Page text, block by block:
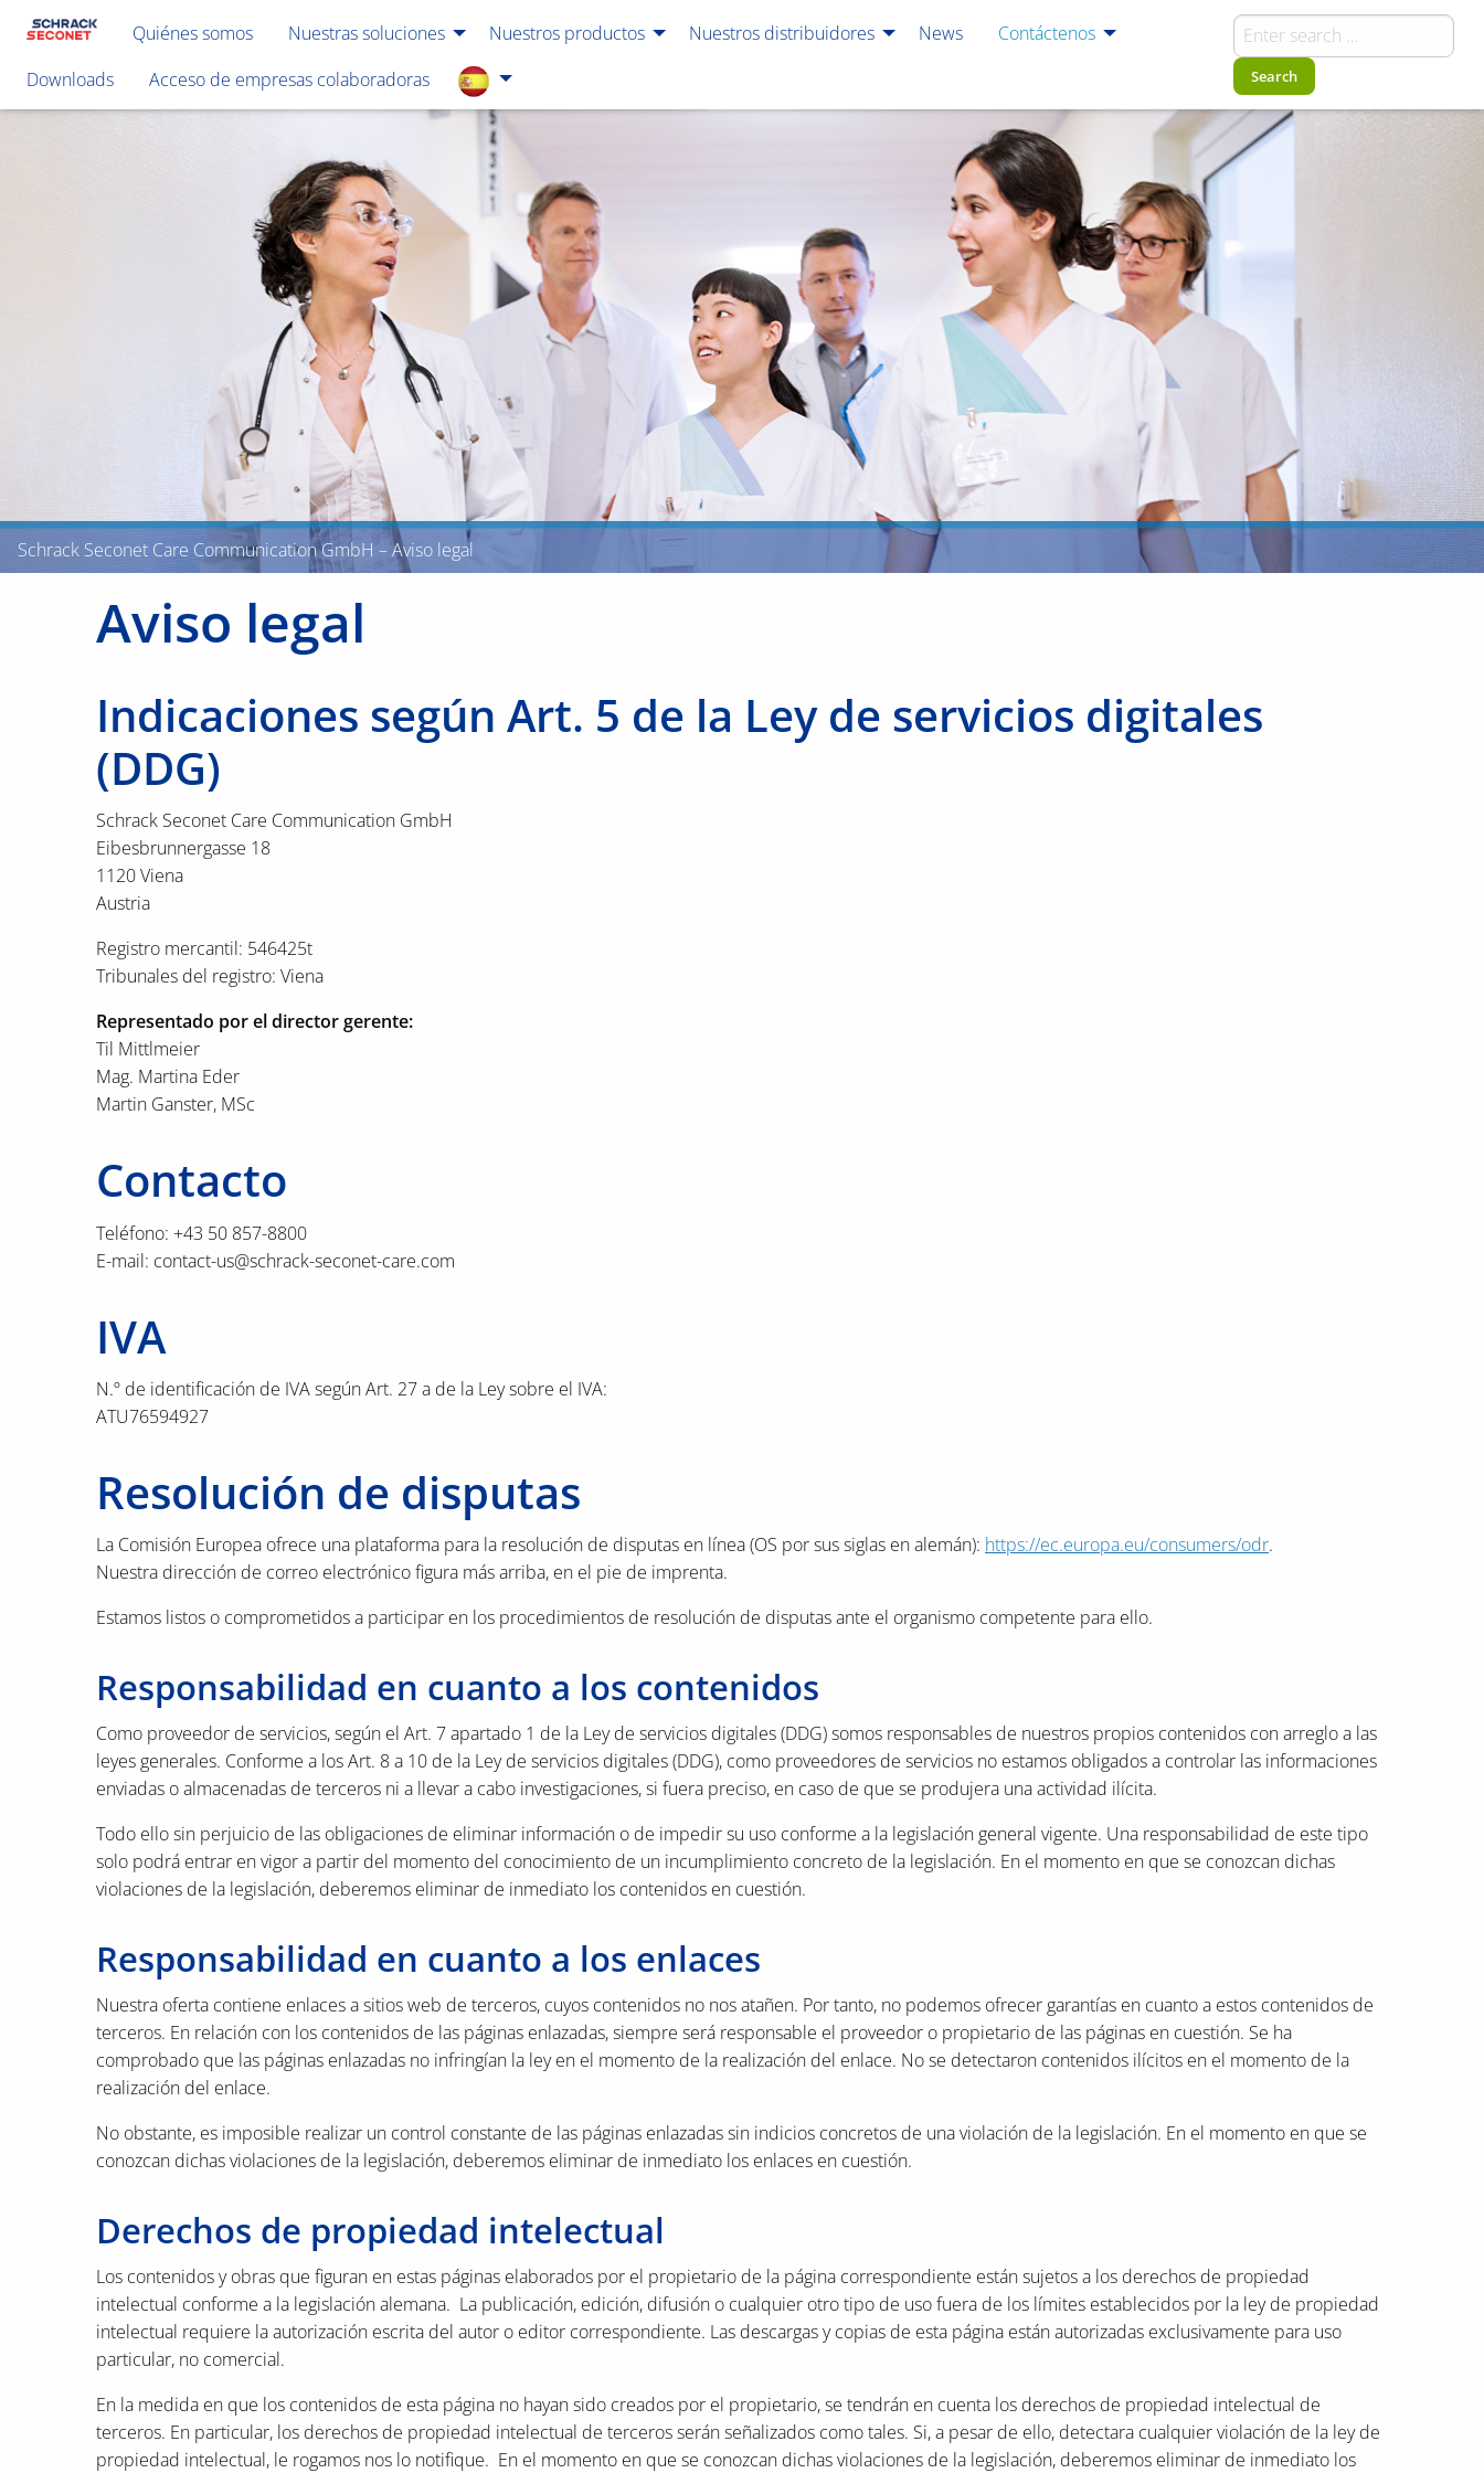
Quiénes somos Nuestras soluciones Nuestros productos Nuestros distribuidores News
Contáctenos
Downloads
Acceso de empresas colaboradoras
Schrack Seconet Care Communication GmbH – Aviso legal
Aviso legal
Indicaciones según Art. 5 de la Ley de servicios digitales
(DDG)
Schrack Seconet Care Communication GmbH
Eibesbrunnergasse 18
1120 Viena
Austria
Registro mercantil: 546425t
Tribunales del registro: Viena
Representado por el director gerente:
Til Mittlmeier
Mag. Martina Eder
Martin Ganster, MSc
Contacto
Teléfono: +43 50 857-8800
E-mail: contact-us@schrack-seconet-care.com
IVA
N.º de identificación de IVA según Art. 27 a de la Ley sobre el IVA:
ATU76594927
Resolución de disputas
La Comisión Europea ofrece una plataforma para la resolución de disputas en línea (OS por sus siglas en alemán): https://ec.europa.eu/consumers/odr.
Nuestra dirección de correo electrónico figura más arriba, en el pie de imprenta.
Estamos listos o comprometidos a participar en los procedimientos de resolución de disputas ante el organismo competente para ello.
Responsabilidad en cuanto a los contenidos
Como proveedor de servicios, según el Art. 7 apartado 1 de la Ley de servicios digitales (DDG) somos responsables de nuestros propios contenidos con arreglo a las
leyes generales. Conforme a los Art. 8 a 10 de la Ley de servicios digitales (DDG), como proveedores de servicios no estamos obligados a controlar las informaciones
enviadas o almacenadas de terceros ni a llevar a cabo investigaciones, si fuera preciso, en caso de que se produjera una actividad ilícita.
Todo ello sin perjuicio de las obligaciones de eliminar información o de impedir su uso conforme a la legislación general vigente. Una responsabilidad de este tipo
solo podrá entrar en vigor a partir del momento del conocimiento de un incumplimiento concreto de la legislación. En el momento en que se conozcan dichas
violaciones de la legislación, deberemos eliminar de inmediato los contenidos en cuestión.
Responsabilidad en cuanto a los enlaces
Nuestra oferta contiene enlaces a sitios web de terceros, cuyos contenidos no nos atañen. Por tanto, no podemos ofrecer garantías en cuanto a estos contenidos de
terceros. En relación con los contenidos de las páginas enlazadas, siempre será responsable el proveedor o propietario de las páginas en cuestión. Se ha
comprobado que las páginas enlazadas no infringían la ley en el momento de la realización del enlace. No se detectaron contenidos ilícitos en el momento de la
realización del enlace.
No obstante, es imposible realizar un control constante de las páginas enlazadas sin indicios concretos de una violación de la legislación. En el momento en que se
conozcan dichas violaciones de la legislación, deberemos eliminar de inmediato los enlaces en cuestión.
Derechos de propiedad intelectual
Los contenidos y obras que figuran en estas páginas elaborados por el propietario de la página correspondiente están sujetos a los derechos de propiedad
intelectual conforme a la legislación alemana. La publicación, edición, difusión o cualquier otro tipo de uso fuera de los límites establecidos por la ley de propiedad
intelectual requiere la autorización escrita del autor o editor correspondiente. Las descargas y copias de esta página están autorizadas exclusivamente para uso
particular, no comercial.
En la medida en que los contenidos de esta página no hayan sido creados por el propietario, se tendrán en cuenta los derechos de propiedad intelectual de
terceros. En particular, los derechos de propiedad intelectual de terceros serán señalizados como tales. Si, a pesar de ello, detectara cualquier violación de la ley de
propiedad intelectual, le rogamos nos lo notifique. En el momento en que se conozcan dichas violaciones de la legislación, deberemos eliminar de inmediato los